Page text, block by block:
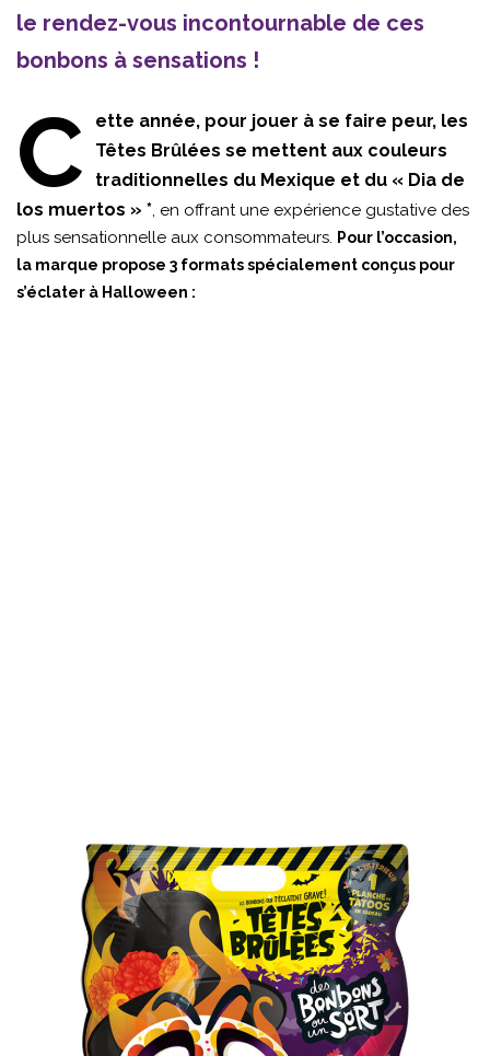
le rendez-vous incontournable de ces
bonbons à sensations !
C
ette année, pour jouer à se faire peur, les
Têtes Brûlées se mettent aux couleurs
traditionnelles du Mexique et du « Dia de
los muertos » * , en offrant une expérience gustative des
plus sensationnelle aux consommateurs. Pour l’occasion,
la marque propose 3 formats spécialement conçus pour
s’éclater à Halloween :